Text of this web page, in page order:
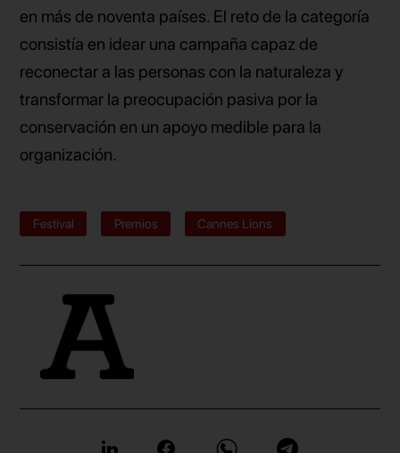
en más de noventa países. El reto de la categoría
consistía en idear una campaña capaz de
reconectar a las personas con la naturaleza y
transformar la preocupación pasiva por la
conservación en un apoyo medible para la
organización.
Festival Premios Cannes Lions